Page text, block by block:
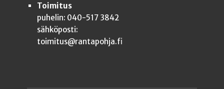
Toimitus
puhelin: 040-517 3842
sähköposti:
toimitus@rantapohja.fi